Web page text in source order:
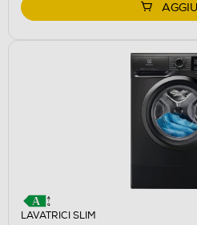
LAVATRICI SLIM